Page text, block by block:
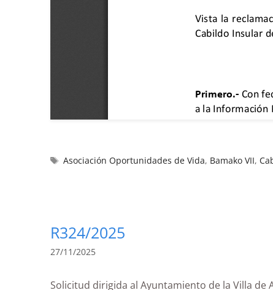
Asociación Oportunidades de Vida, Bamako VII,
R324/2025
27/11/2025
Solicitud dirigida al Ayuntamiento de la